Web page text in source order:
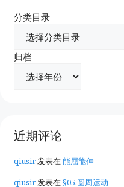
分类目录
归档
近期评论
qiusir发表在能屈能伸
qiusir发表在§05.圆周运动